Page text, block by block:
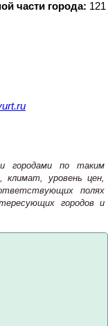
части города: 121
городами по таким
климат, уровень цен,
полях
городов и